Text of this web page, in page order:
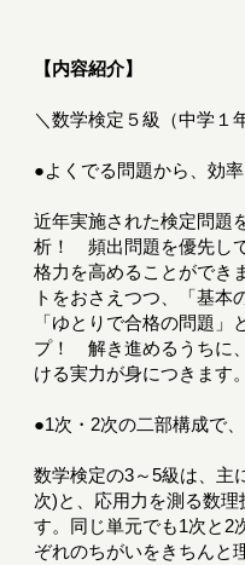
【内容紹介】
＼数学検定５級（中学１
●よくでる問題から、効率
近年実施された検定問題
析！ 頻出問題を優先し
格力を高めることができ
トをおさえつつ、「基本
「ゆとりで合格の問題
プ！ 解き進めるうちに
ける実力が身につきます。
●1次・2次の二部構成で
数学検定の3～5級は、主
次)と、応用力を測る数
す。同じ単元でも1次と2
ぞれのちがいをきちんと